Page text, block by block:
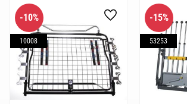
10%
10008
Lägg till i favoriter
15%
53253